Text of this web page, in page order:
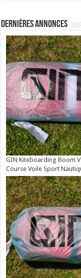
Dernières annonces
GIN Kiteboarding Boom
Course Voile Sport